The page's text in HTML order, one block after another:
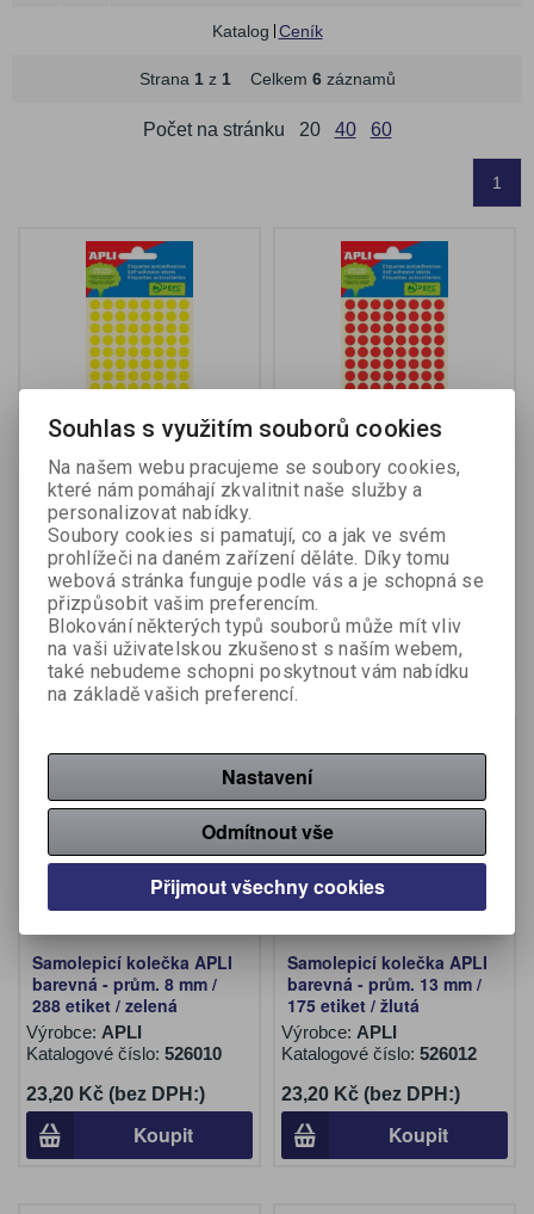
Katalog Ceník
Strana 1z 1Celkem 6záznamů
Počet na stránku 20 40 60
1
Samolepicí kolečka APLI
barevná - prům. 8 mm /
288 etiket / žlutá
Výrobce:APLI
Katalogové číslo:526011
23,20 Kč (bez DPH:)
Koupit
Samolepicí kolečka APLI
barevná - prům. 8 mm /
Výrobce:APLI
Katalogové číslo:525670
23,20 Kč (bez DPH:)
Koupit
Samolepicí kolečka APLI
barevná - prům. 8 mm /
288 etiket / zelená
Výrobce: APLI
Katalogové číslo: 526010
23,20 Kč (bez DPH:)
Koupit
Samolepicí kolečka APLI
barevná - prům. 13 mm /
175 etiket / žlutá
Výrobce: APLI
Katalogové číslo: 526012
23,20 Kč (bez DPH:)
Koupit
Souhlas s využitím souborů cookies
Na našem webu pracujeme se soubory cookies,
které nám pomáhají zkvalitnit naše služby a
personalizovat nabídky.
Soubory cookies si pamatují, co a jak ve svém
prohlížeči na daném zařízení děláte. Díky tomu
webová stránka funguje podle vás a je schopná se
přizpůsobit vašim preferencím.
Blokování některých typů souborů může mít vliv
na vaši uživatelskou zkušenost s naším webem,
také nebudeme schopni poskytnout vám nabídku
na základě vašich preferencí.
Nastavení
Odmítnout vše
Přijmout všechny cookies